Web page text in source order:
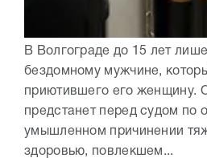
В Волгограде до 15 лет
бездомному мужчине,
приютившего его женщину.
предстанет перед судом по
умышленном причинении
здоровью, повлекшем...